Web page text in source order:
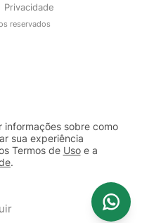
Privacidade
reservados
informações sobre como
sua experiência
Termos de Usoe a
.